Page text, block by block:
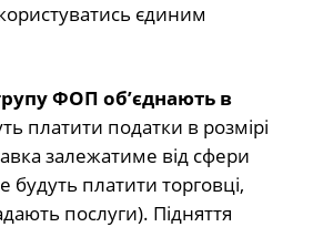
єдиним
ФОП об’єднають в
платити податки в розмірі
залежатиме від сфери
будуть платити торговці,
послуги). Підняття